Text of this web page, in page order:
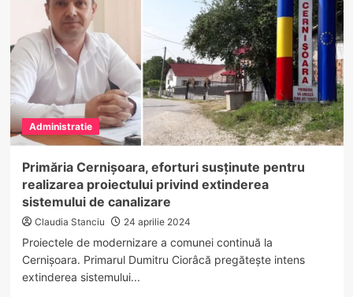
pentru
Scundu
acoperă
o
gamă
largă
de
necesități
ale
comunității
Administratie
Primăria Cernișoara, eforturi susținute pentru
realizarea proiectului privind extinderea
sistemului de canalizare
Claudia Stanciu 24 aprilie 2024
Proiectele de modernizare a comunei continuă la
Cernișoara. Primarul Dumitru Ciorâcă pregătește intens
extinderea sistemului...